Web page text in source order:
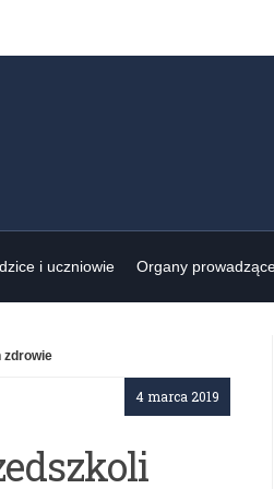
i uczniowie Organy
zdrowie
4 marca 2019